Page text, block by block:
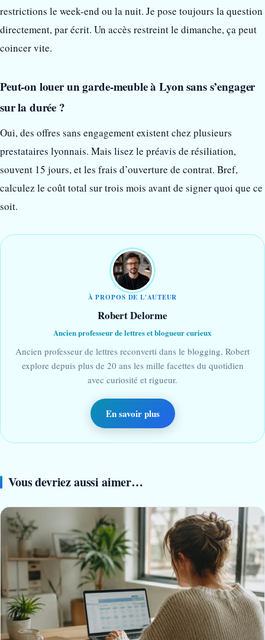
restrictions le week-end ou la nuit. Je pose toujours la question
directement, par écrit. Un accès restreint le dimanche, ça peut
coincer vite.
Peut-on louer un garde-meuble à Lyon sans s’engager
sur la durée ?
Oui, des offres sans engagement existent chez plusieurs
prestataires lyonnais. Mais lisez le préavis de résiliation,
souvent 15 jours, et les frais d’ouverture de contrat. Bref,
calculez le coût total sur trois mois avant de signer quoi que ce
soit.
À PROPOS DE L'AUTEUR
Robert Delorme
Ancien professeur de lettres et blogueur curieux
Ancien professeur de lettres reconverti dans le blogging, Robert
explore depuis plus de 20 ans les mille facettes du quotidien
avec curiosité et rigueur.
En savoir plus
Vous devriez aussi aimer…